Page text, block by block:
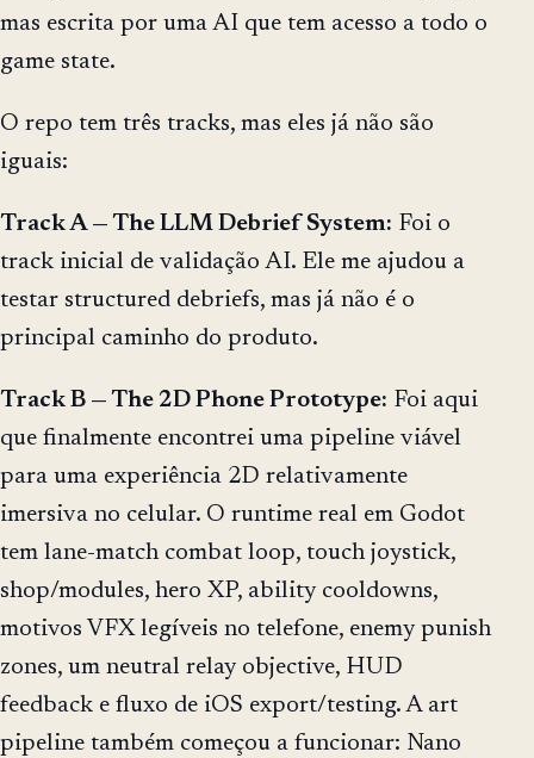
mas escrita por uma AI que tem acesso a todo o
game state.
O repo tem três tracks, mas eles já não são
iguais:
Track A — The LLM Debrief System: Foi o
track inicial de validação AI. Ele me ajudou a
testar structured debriefs, mas já não é o
principal caminho do produto.
Track B — The 2D Phone Prototype: Foi aqui
que finalmente encontrei uma pipeline viável
para uma experiência 2D relativamente
imersiva no celular. O runtime real em Godot
tem lane-match combat loop, touch joystick,
shop/modules, hero XP, ability cooldowns,
motivos VFX legíveis no telefone, enemy punish
zones, um neutral relay objective, HUD
feedback e fluxo de iOS export/testing. A art
pipeline também começou a funcionar: Nano